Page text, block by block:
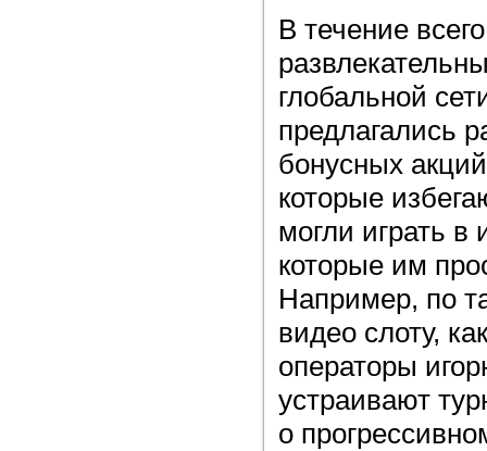
В течение
глобальной
предлагались
бонусных
которые
могли играть в
которые им
Например, по
видео слоту,
операторы
устраивают
о